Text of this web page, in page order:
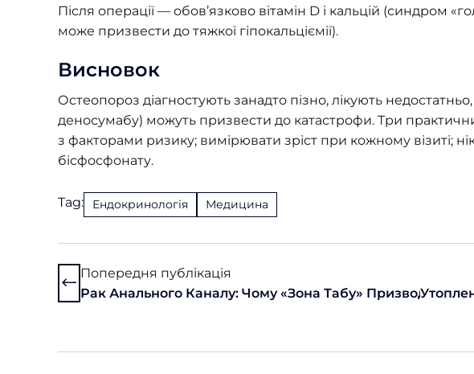
Після операції — обов’язково вітамін D і кальцій (синдром
може призвести до тяжкої гіпокальціємії).
Висновок
Остеопороз діагностують занадто пізно, лікують
деносумабу) можуть призвести до катастрофи. Три
з факторами ризику; вимірювати зріст при кожному візиті;
бісфосфонату.
Tag: Ендокринологія Медицина
Попередня публікація
Рак Анального Каналу: Чому «зона Табу» Призводить До